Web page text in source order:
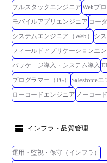
ー (CEO) を中心に関係者で開発要
デイリーと週末のレトロスペクテ
今後はデイリーリリース化を念頭
vertical SaaSとして業界横断でPMF
に事業展開していくためのプロダ
成長・ユーザーサクセスを実現す
っていない各国の状況でいかにグ
ーザーに価値を届けるか
作り データで定量的にプロダクト
めの仕組み作り
フルスタックエンジニア Webプ
モバイルアプリエンジニア コー
システムエンジニア（Web）
シ
フィールドアプリケーションエン
パッケージ導入・システム導入
プログラマー（PG）
Salesforceエ
ローコードエンジニア ノーコー
インフラ・品質管理
運用・監視・保守（インフラ）